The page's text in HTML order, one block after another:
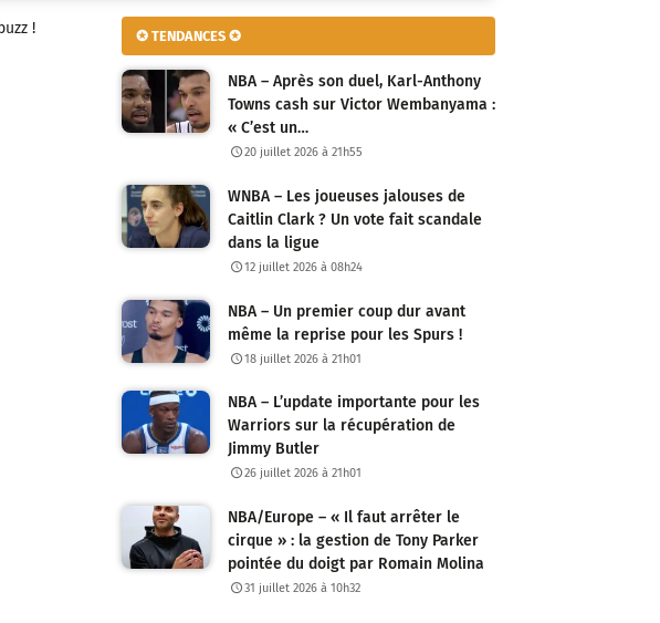
! ✪ TENDANCES ✪
NBA – Après son duel, Karl-Anthony
Towns cash sur Victor Wembanyama :
« C’est un…
20 juillet 2026 à 21h55
WNBA – Les joueuses jalouses de
Caitlin Clark ? Un vote fait scandale
dans la ligue
12 juillet 2026 à 08h24
NBA – Un premier coup dur avant
même la reprise pour les Spurs !
18 juillet 2026 à 21h01
NBA – L’update importante pour les
Warriors sur la récupération de
Jimmy Butler
26 juillet 2026 à 21h01
NBA/Europe – « Il faut arrêter le
cirque » : la gestion de Tony Parker
pointée du doigt par Romain Molina
31 juillet 2026 à 10h32